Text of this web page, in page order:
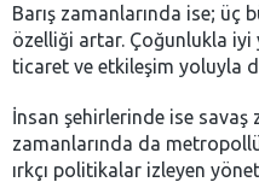
Barış zamanlarında ise; üç
özelliği artar. Çoğunlukla iyi
ticaret ve etkileşim yoluyla
İnsan şehirlerinde ise savaş
zamanlarında da
ırkçı politikalar izleyen